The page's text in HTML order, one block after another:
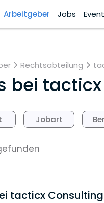
Arbeitgeber Jobs
Rechtsabteilung
bei
Jobart
tacticx